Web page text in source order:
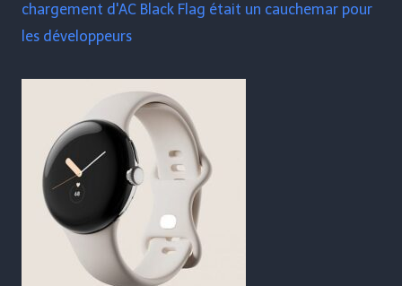
chargement d'AC Black Flag était un cauchemar pour
les développeurs